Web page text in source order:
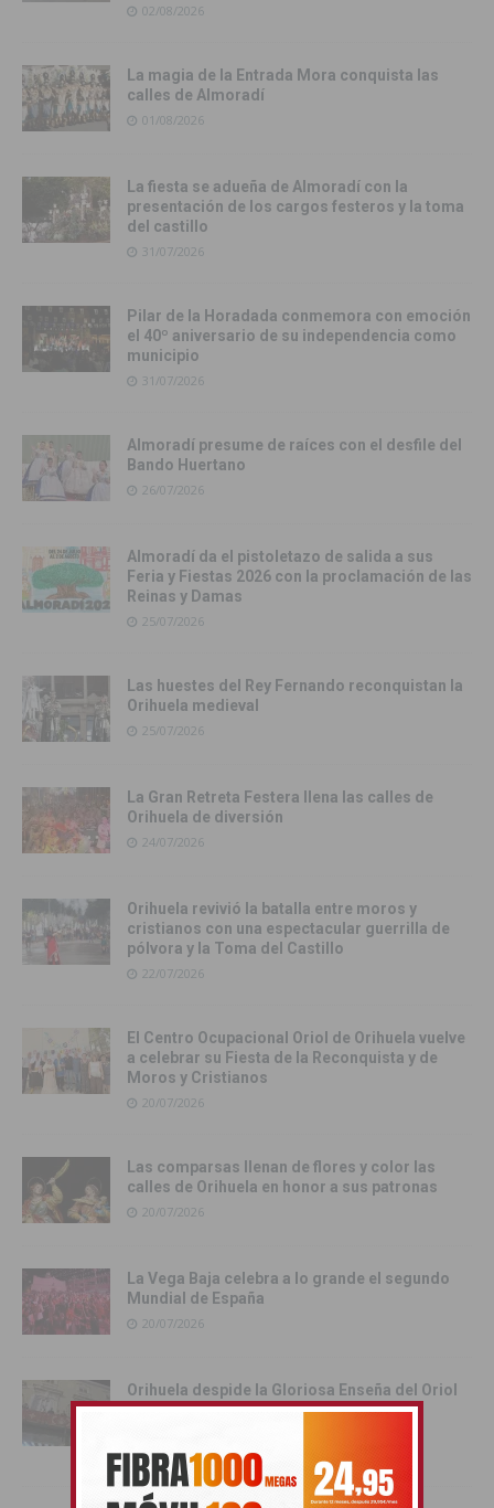
02/08/2026
La magia de la Entrada Mora conquista las
calles de Almoradí
01/08/2026
La fiesta se adueña de Almoradí con la
presentación de los cargos festeros y la toma
del castillo
31/07/2026
Pilar de la Horadada conmemora con emoción
el 40º aniversario de su independencia como
municipio
31/07/2026
Almoradí presume de raíces con el desfile del
Bando Huertano
26/07/2026
Almoradí da el pistoletazo de salida a sus
Feria y Fiestas 2026 con la proclamación de las
Reinas y Damas
25/07/2026
Las huestes del Rey Fernando reconquistan la
Orihuela medieval
25/07/2026
La Gran Retreta Festera llena las calles de
Orihuela de diversión
24/07/2026
Orihuela revivió la batalla entre moros y
cristianos con una espectacular guerrilla de
pólvora y la Toma del Castillo
22/07/2026
El Centro Ocupacional Oriol de Orihuela vuelve
a celebrar su Fiesta de la Reconquista y de
Moros y Cristianos
20/07/2026
Las comparsas llenan de flores y color las
calles de Orihuela en honor a sus patronas
20/07/2026
La Vega Baja celebra a lo grande el segundo
Mundial de España
20/07/2026
Orihuela despide la Gloriosa Enseña del Oriol
hasta el próximo año con su tradicional
19/07/2026